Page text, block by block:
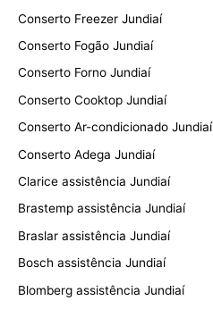
Conserto Freezer Jundiaí
Conserto Fogão Jundiaí
Conserto Forno Jundiaí
Conserto Cooktop Jundiaí
Conserto Ar-condicionado Jundiaí
Conserto Adega Jundiaí
Clarice assistência Jundiaí
Brastemp assistência Jundiaí
Braslar assistência Jundiaí
Bosch assistência Jundiaí
Blomberg assistência Jundiaí